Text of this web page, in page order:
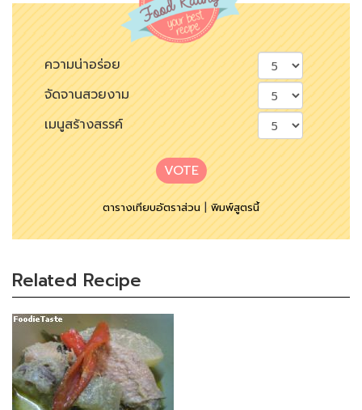
ความน่าอร่อย
จัดจานสวยงาม
เมนูสร้างสรรค์
VOTE
ตารางเทียบอัตราส่วน|พิมพ์สูตรนี้
Related Recipe